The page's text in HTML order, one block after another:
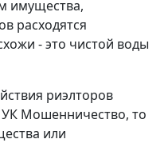
имущества,
расходятся
- это чистой воды
риэлторов
Мошенничество, то
или